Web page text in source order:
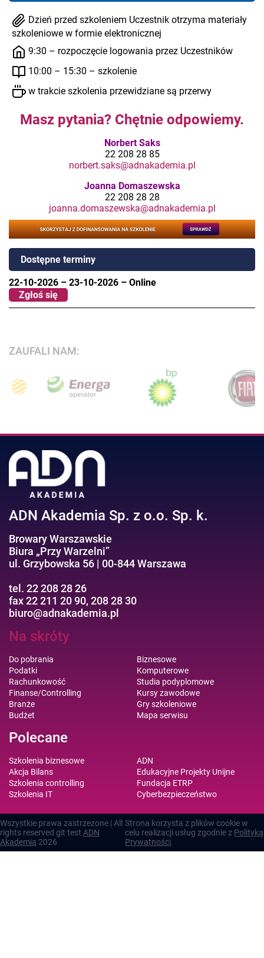
Dzień przed szkoleniem Uczestnik otrzyma materiały
szkoleniowe w formie elektronicznej
9:30 – rozpoczęcie logowania przez Uczestników
10:00 – 15:30 – szkolenie
w trakcie szkolenia przewidziane są przerwy
Masz pytania? Chętnie odpowiemy.
Norbert Saks
22 208 28 85
norbert.saks@adnakademia.pl
Joanna Domaszewska
22 208 28 28
joanna.domaszewska@adnakademia.pl
Dostępne terminy
22-10-2026 – 23-10-2026 – Online
Zgłoś się
ZAUFALI NAM:
ADN Akademia Sp. z o.o. Sp. k.
Browary Warszawskie
Biura „Przy Warzelni”
ul. Grzybowska 56 | 00-844 Warszawa
tel. 22 208 28 26
fax 22 211 20 90, 208 28 30
biuro@adnakademia.pl
Na skróty
Do pobrania
Podatki
Rachunkowość
Finanse/Controlling
Branże
Budżet
Biznesowe
Komputerowe
Studia podyplomowe
Kursy zawodowe
Gry szkoleniowe
Mapa serwisu
Polecane
Szkolenia biznesowe
Akcja Bilans
Szkolenia controlling
Szkolenia IT
ADN
Edukacyjne Projekty Unijne
Fundacja ETRP
Cyberbezpieczeństwo
Wszystkie prawa zastrzezone | All
rights reserved git test ADN
Akademia 2026
Strona korzysta z plików cookie w
celu realizacji usług zgodnie z Polityką
Prywatności.